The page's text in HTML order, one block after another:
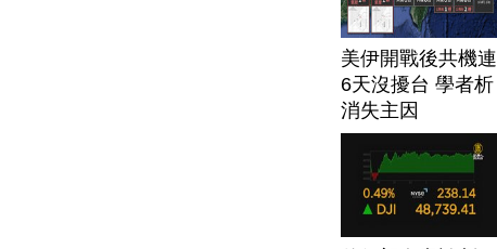
美伊開戰後共機連
6天沒擾台 學者析
消失主因